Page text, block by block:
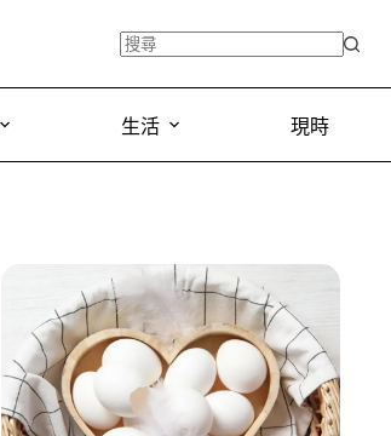
生活 現時